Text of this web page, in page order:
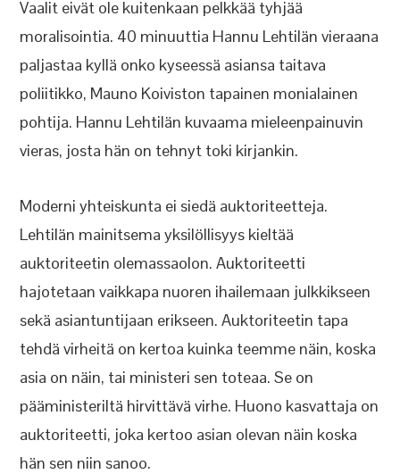
Vaalit eivät ole kuitenkaan pelkkää tyhjää
moralisointia. 40 minuuttia Hannu Lehtilän vieraana
paljastaa kyllä onko kyseessä asiansa taitava
poliitikko, Mauno Koiviston tapainen monialainen
pohtija. Hannu Lehtilän kuvaama mieleenpainuvin
vieras, josta hän on tehnyt toki kirjankin.
Moderni yhteiskunta ei siedä auktoriteetteja.
Lehtilän mainitsema yksilöllisyys kieltää
auktoriteetin olemassaolon. Auktoriteetti
hajotetaan vaikkapa nuoren ihailemaan julkkikseen
sekä asiantuntijaan erikseen. Auktoriteetin tapa
tehdä virheitä on kertoa kuinka teemme näin, koska
asia on näin, tai ministeri sen toteaa. Se on
pääministeriltä hirvittävä virhe. Huono kasvattaja on
auktoriteetti, joka kertoo asian olevan näin koska
hän sen niin sanoo.